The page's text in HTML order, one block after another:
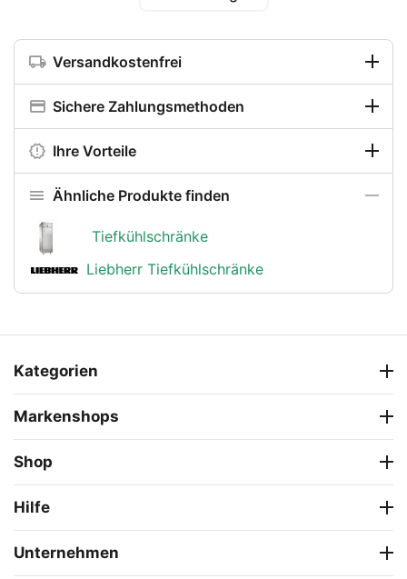
Versandkostenfrei
Sichere Zahlungsmethoden
Ihre Vorteile
Ähnliche Produkte finden
Tiefkühlschränke
Liebherr Tiefkühlschränke
Kategorien
Markenshops
Shop
Hilfe
Unternehmen